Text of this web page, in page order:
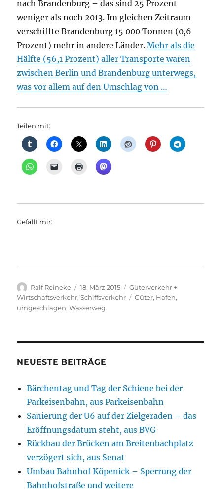
nach Brandenburg – das sind 25 Prozent
weniger als noch 2013. Im gleichen Zeitraum
verschiffte Brandenburg 15 000 Tonnen (0,6
Prozent) mehr in andere Länder.Mehr als die
Hälfte (56,1 Prozent) aller Transporte waren
zwischen Berlin und Brandenburg unterwegs,
was vor allem auf den Umschlag von …
Teilen mit:
Gefällt mir:
Autor
Ralf Reineke
Veröffentlicht
am
18. März 2015 Kategorien
Güterverkehr +
Wirtschaftsverkehr,Schiffsverkehr Schlagwörter
Güter, Hafen,
umgeschlagen,Wasserweg
NEUESTE BEITRÄGE
Bärchentag und Tag der Schiene bei der
Parkeisenbahn, aus Parkeisenbahn
Sanierung der U6 auf der Zielgeraden – das
Eröffnungsdatum steht, aus BVG
Rückbau der Brücken am Breitenbachplatz
verzögert sich, aus Senat
Umbau Bahnhof Köpenick – Sperrung der
Bahnhofstraße und weitere